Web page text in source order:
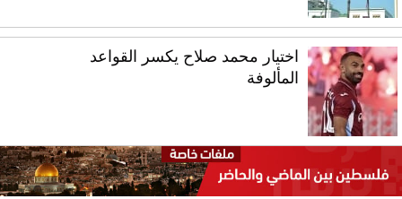
اختيار محمد صلاح يكسر القواعد
المألوفة